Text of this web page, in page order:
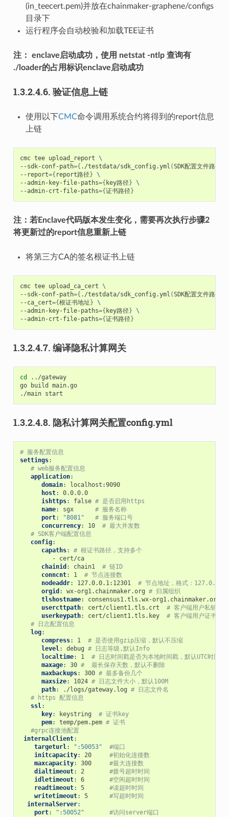
(in_teecert.pem)并放在chainmaker-graphene/configs
目录下
运行程序会自动校验和加载TEE证书
注： enclave启动成功，使用 netstat -ntlp 查询有
./loader的占用标识enclave启动成功
1.3.2.4.6. 验证信息上链
使用以下CMC命令调用系统合约将得到的report信息
上链
cmc tee upload_report
\
--sdk-conf-path={ ./testdata/sdk_config.yml (SDK配置文件路径
--report={ report路径}
\
--admin-key-file-paths={ key路径}
\
--admin-crt-file-paths={证书路径}
注：若Enclave代码版本发生变化，需要再次执行步骤2
将更新过的report信息重新上链
将第三方CA的签名根证书上链
cmc tee upload_ca_cert
\
--sdk-conf-path={ ./testdata/sdk_config.yml (SDK配置文件路径
--ca_cert={根证书地址 }
\
--admin-key-file-paths={ key路径}
\
--admin-crt-file-paths={证书路径}
1.3.2.4.7. 编译隐私计算网关
cd
../gateway
go
build
main.go
./main
1.3.2.4.8. 隐私计算网关配置config.yml
# 服务配置信息
settings:
# web服务配置信息
application:
domain:
localhost:9090
host:
0.0.0.0
ishttps: false # 是否启用https
name: sgx
# 服务名称
port: "8081"
# 服务端口号
concurrency: 10
# 最大并发数
# SDK客户端配置信息
config:
capaths:
# 根证书路径，支持多个
-
cert/ca
chainid : chain1
# 链ID
conncnt: 1
# 节点连接数
nodeaddr: 127.0.0.1:12301
# 节点地址，格式：
orgid : wx-org1.chainmaker.org # 归属组织
tlshostname: consensus1.tls.wx-org1.chainmaker.org
usercttpath: cert/client1.tls.crt
# 客户端用户私钥路径
userkeypath: cert/client1.tls.key
# 客户端用户证书
# 日志配置信息
log:
compress: 1
# 是否使用gzip压缩，默认不压缩
level: debug # 日志等级,默认Info
localtime: 1
# 日志时间戳是否为本地时间戳，默认UTC时间
maxage: 30 #  最长保存天数，默认不删除
maxbackups: 300 # 最多备份几个
maxsize: 1024 # 日志文件大小，默认100M
path: ./logs/gateway.log # 日志文件名
# https 配置信息
ssl:
key: keystring
# 证书key
pem: temp/pem.pem # 证书
#grpc连接池配置
internalClient:
targeturl: ":50053"
#端口
initcapacity: 20
#初始化连接数
maxcapacity: 300
#最大连接数
dialtimeout: 2
#拨号超时时间
idletimeout: 6
#空闲超时时间
readtimeout: 5
#读超时时间
writetimeout: 5
#写超时时间
internalServer:
port: ":50052" #访问server端口